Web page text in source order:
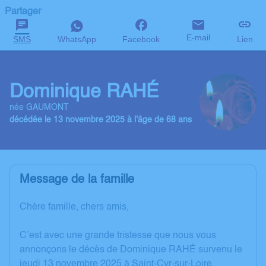
Partager
SMS WhatsApp Facebook E-mail Lien
Dominique RAHÉ
née GAUMONT
décédée le 13 novembre 2025 à l'âge de 68 ans
Message de la famille
Chère famille, chers amis,
C’est avec une grande tristesse que nous vous
annonçons le décès de Dominique RAHÉ survenu le